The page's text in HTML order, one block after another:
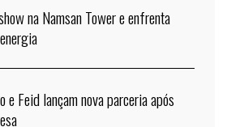
na Namsan Tower e enfrenta
e Feid lançam nova parceria após